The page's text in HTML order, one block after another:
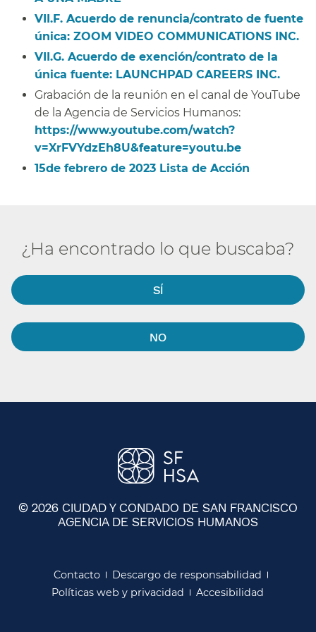
VII.F. Acuerdo de renuncia/contrato de fuente
única: ZOOM VIDEO COMMUNICATIONS INC.
VII.G. Acuerdo de exención/contrato de la
única fuente: LAUNCHPAD CAREERS INC.
Grabación de la reunión en el canal de YouTube
de la Agencia de Servicios Humanos:
https://www.youtube.com/watch?
v=XrFVYdzEh8U&feature=youtu.be
15de febrero de 2023 Lista de Acción​​
¿Ha encontrado lo que buscaba?​​
SÍ​​
NO​​
© 2026 CIUDAD Y CONDADO DE SAN FRANCISCO
AGENCIA DE SERVICIOS HUMANOS
Contacto​​
Descargo de responsabilidad​​
Políticas web y privacidad​​
Accesibilidad​​